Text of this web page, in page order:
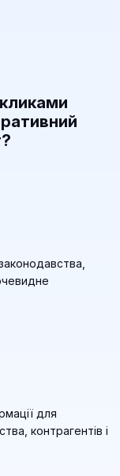
для
контрагентів і